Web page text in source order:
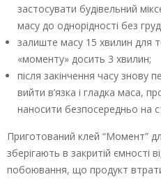
застосувати будівельний
масу до однорідності без
залиште масу 15 хвилин для
«моменту» досить 3 хвилин;
після закінчення часу знову
вийти в’язка і гладка маса,
наносити безпосередньо на
Приготований клей “Момент”
зберігають в закритій ємності
побоювання, що продукт